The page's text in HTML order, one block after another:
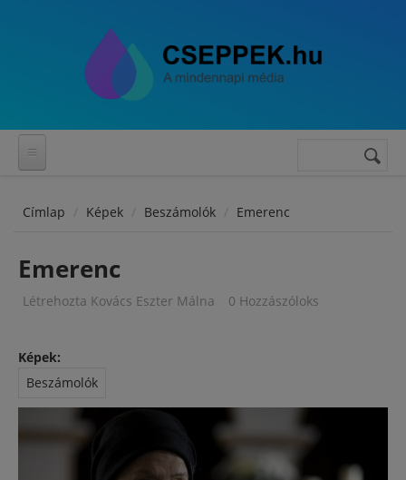
Keresés
Címlap Képek Beszámolók Emerenc
Emerenc
Létrehozta Kovács Eszter Málna 0 Hozzászóloks
Képek:
Beszámolók